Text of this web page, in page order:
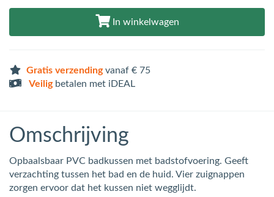
In winkelwagen
Gratis verzendingvanaf € 75
Veiligbetalen met iDEAL
Omschrijving
Opbaalsbaar PVC badkussen met badstofvoering. Geeft
verzachting tussen het bad en de huid. Vier zuignappen
zorgen ervoor dat het kussen niet wegglijdt.